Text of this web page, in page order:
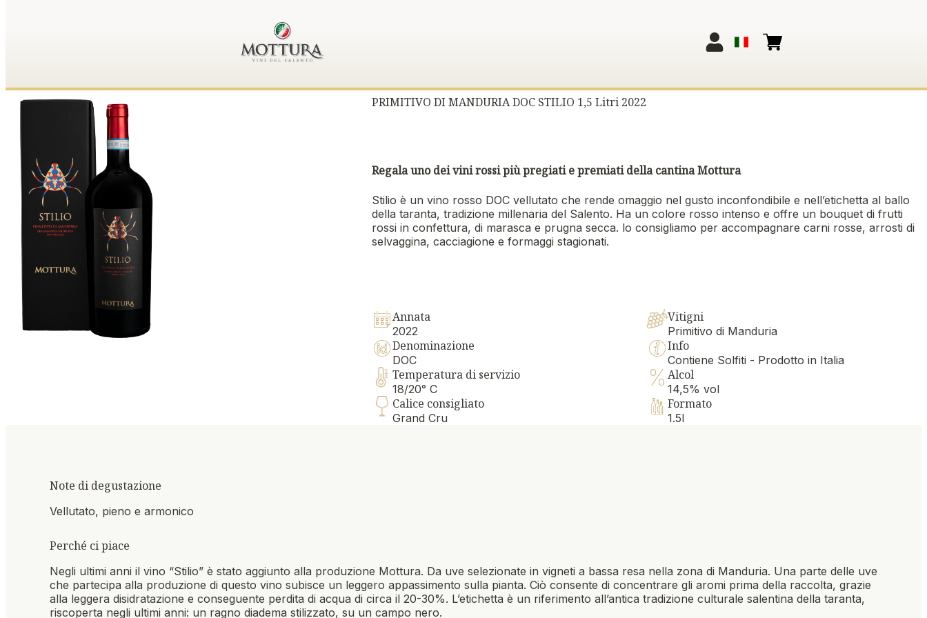
PRIMITIVO DI MANDURIA DOC STILIO 1,5 Litri 2022
Regala uno dei vini rossi più pregiati e premiati della cantina Mottura
Stilio è un vino rosso DOC vellutato che rende omaggio nel gusto inconfondibile e nell’etichetta al ballo
della taranta, tradizione millenaria del Salento. Ha un colore rosso intenso e offre un bouquet di frutti
rossi in confettura, di marasca e prugna secca. lo consigliamo per accompagnare carni rosse, arrosti di
selvaggina, cacciagione e formaggi stagionati.
Annata
2022
Vitigni
Primitivo di Manduria
Denominazione
DOC
Info
Contiene Solfiti - Prodotto in Italia
Temperatura di servizio
18/20° C
Alcol
14,5% vol
Calice consigliato
Grand Cru
Formato
1.5l
Note di degustazione
Vellutato, pieno e armonico
Perché ci piace
Negli ultimi anni il vino “Stilio” è stato aggiunto alla produzione Mottura. Da uve selezionate in vigneti a bassa resa nella zona di Manduria. Una parte delle uve
che partecipa alla produzione di questo vino subisce un leggero appassimento sulla pianta. Ciò consente di concentrare gli aromi prima della raccolta, grazie
alla leggera disidratazione e conseguente perdita di acqua di circa il 20-30%. L’etichetta è un riferimento all’antica tradizione culturale salentina della taranta,
riscoperta negli ultimi anni: un ragno diadema stilizzato, su un campo nero.